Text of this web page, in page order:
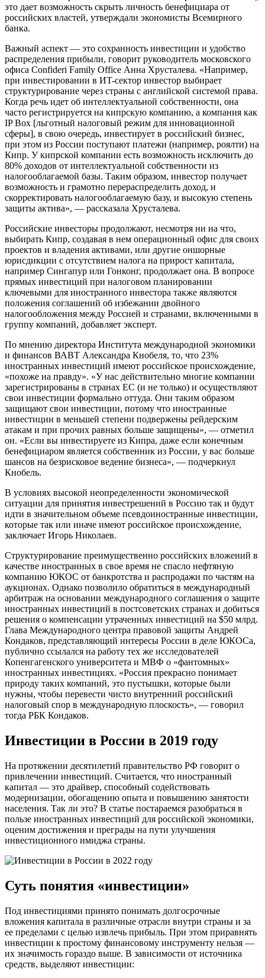
это дает возможность скрыть личность бенефициара от
российских властей, утверждали экономисты Всемирного
банка.
Важный аспект — это сохранность инвестиции и удобство
распределения прибыли, говорит руководитель московского
офиса Confideri Family Office Анна Хрусталева. «Например,
при инвестировании в ИT-сектор инвестор выбирает
структурирование через страны с английской системой права.
Когда речь идет об интеллектуальной собственности, она
часто регистрируется на кипрскую компанию, а компания как
IP Box [льготный налоговый режим для инновационной
сферы], в свою очередь, инвестирует в российский бизнес,
при этом из России поступают платежи (например, роялти) на
Кипр. У кипрской компании есть возможность исключить до
80% доходов от интеллектуальной собственности из
налогооблагаемой базы. Таким образом, инвестор получает
возможность и грамотно перераспределить доход, и
скорректировать налогооблагаемую базу, и высокую степень
защиты актива», — рассказала Хрусталева.
Российские инвесторы продолжают, несмотря ни на что,
выбирать Кипр, создавая в нем операционный офис для своих
проектов и владения активами, или другие оншорные
юрисдикции с отсутствием налога на прирост капитала,
например Сингапур или Гонконг, продолжает она. В вопросе
прямых инвестиций при налоговом планировании
ключевыми для иностранного инвестора также являются
положения соглашений об избежании двойного
налогообложения между Россией и странами, включенными в
группу компаний, добавляет эксперт.
По мнению директора Института международной экономики
и финансов ВАВТ Александра Кнобеля, то, что 23%
иностранных инвестиций имеют российское происхождение,
«похоже на правду». «У нас действительно многие компании
зарегистрированы в странах ЕС (и не только) и осуществляют
свои инвестиции формально оттуда. Они таким образом
защищают свои инвестиции, потому что иностранные
инвестиции в меньшей степени подвержены рейдерским
атакам и при прочих равных больше защищены», — отметил
он. «Если вы инвестируете из Кипра, даже если конечным
бенефициаром является собственник из России, у вас больше
шансов на безрисковое ведение бизнеса», — подчеркнул
Кнобель.
В условиях высокой неопределенности экономической
ситуации для принятия инвестрешений в Россию так и будут
идти в значительном объеме псевдоиностранные инвестиции,
которые так или иначе имеют российское происхождение,
заключает Игорь Николаев.
Структурирование преимущественно российских вложений в
качестве иностранных в свое время не спасло нефтяную
компанию ЮКОС от банкротства и распродажи по частям на
аукционах. Однако позволило обратиться в международный
арбитраж на основании международного соглашения о защите
иностранных инвестиций в постсоветских странах и добиться
решения о компенсации утраченных инвестиций на $50 млрд.
Глава Международного центра правовой защиты Андрей
Кондаков, представляющий интересы России в деле ЮКОСа,
публично ссылался на работу тех же исследователей
Копенгагенского университета и МВФ о «фантомных»
иностранных инвестициях. «Россия прекрасно понимает
природу таких компаний, это пустышки, которые были
нужны, чтобы перевести чисто внутренний российский
налоговый спор в международную плоскость», — говорил
тогда РБК Кондаков.
Инвестиции в России в 2019 году
На протяжении десятилетий правительство РФ говорит о
привлечении инвестиций. Считается, что иностранный
капитал — это драйвер, способный содействовать
модернизации, обогащению опыта и повышению занятости
населения. Так ли это? В статье постараемся разобраться в
пользе иностранных инвестиций для российской экономики,
оценим достижения и преграды на пути улучшения
инвестиционного имиджа страны.
Суть понятия «инвестиции»
Под инвестициями принято понимать долгосрочные
вложения капитала в различные отрасли внутри страны и за
ее пределами с целью извлечь прибыль. При этом приравнять
инвестиции к простому финансовому инструменту нельзя —
их значимость гораздо выше. В зависимости от источника
средств, выделяют инвестиции: